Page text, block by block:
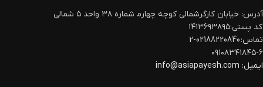
آدرس: خیابان کارگرشمالی کوچه چهارم‍ شماره ۳۸ واحد ۵ شمالی
کد پستی:۱۴۱۳۶۹۳۸۹۵
تماس: 02188220840-2
۰۹۱۰۸۳۴۱۸۴۵-۶
ایمیل: